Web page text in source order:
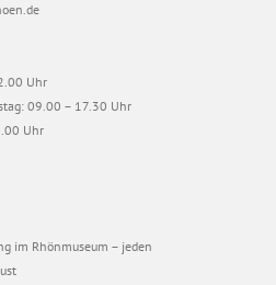
Uhr
09.00 – 17.30 Uhr
Uhr
im Rhönmuseum – jeden